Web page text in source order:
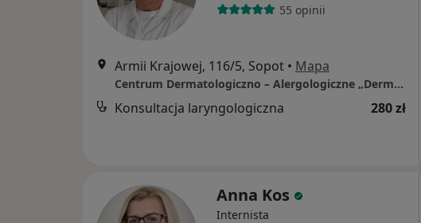
55 opinii
Armii Krajowej, 116/5, Sopot • Mapa
Centrum Dermatologiczno – Alergologiczne „Derm-Al”
Konsultacja laryngologiczna 280 zł
Anna Kos
Internista